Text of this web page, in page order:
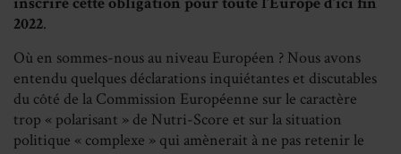
2022.
Où en sommes-nous au niveau Européen ? Nous avons
entendu quelques déclarations inquiétantes et discutables
du côté de la Commission Européenne sur le caractère
trop « polarisant » de Nutri-Score et sur la situation
politique « complexe » qui amènerait à ne pas retenir le